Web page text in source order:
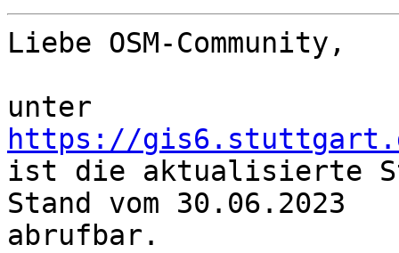
Liebe OSM-Community,
https://
ist die aktualisierte
Stand vom 30.06.2023
abrufbar.